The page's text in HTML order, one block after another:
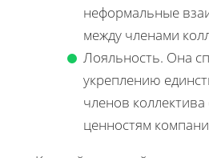
неформальные
между членами
Лояльность. Она
укреплению
членов
ценностям